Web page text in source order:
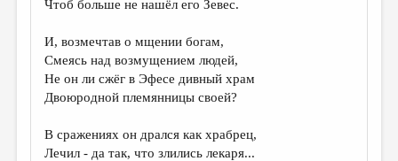
Чтоб больше не нашёл его Зевес.
И, возмечтав о мщении богам,
Смеясь над возмущением людей,
Не он ли сжёг в Эфесе дивный храм
Двоюродной племянницы своей?
В сражениях он дрался как храбрец,
Лечил - да так, что злились лекаря...